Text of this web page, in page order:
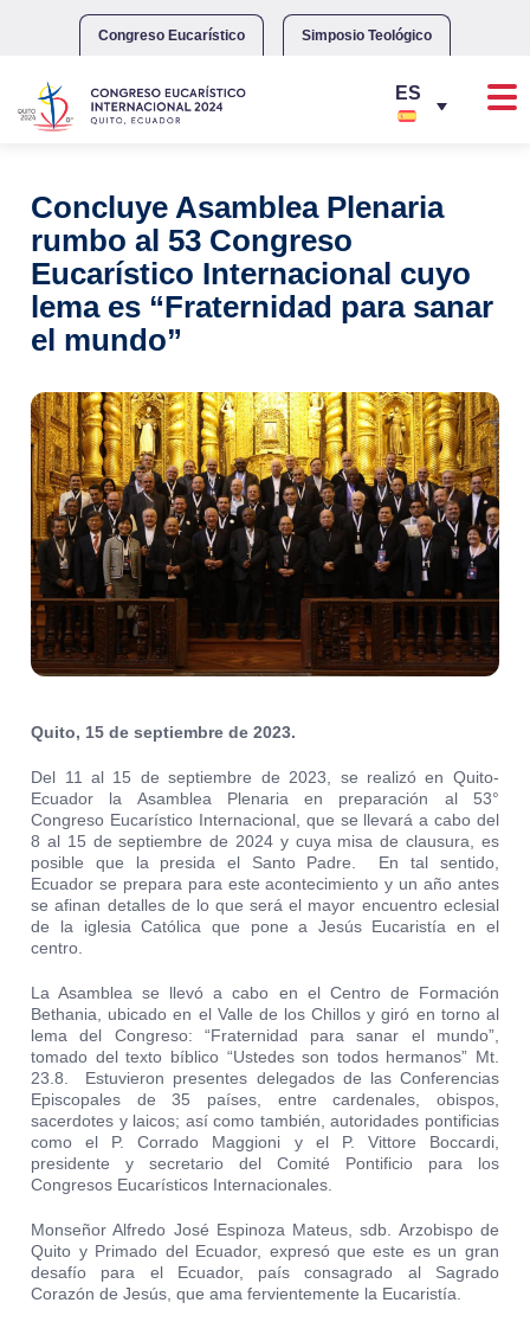
Congreso Eucarístico Simposio Teológico
Concluye Asamblea Plenaria
rumbo al 53 Congreso
Eucarístico Internacional cuyo
lema es “Fraternidad para sanar
el mundo”
Quito, 15 de septiembre de 2023.
Del 11 al 15 de septiembre de 2023, se realizó en Quito-
Ecuador la Asamblea Plenaria en preparación al 53°
Congreso Eucarístico Internacional, que se llevará a cabo del
8 al 15 de septiembre de 2024 y cuya misa de clausura, es
posible que la presida el Santo Padre. En tal sentido,
Ecuador se prepara para este acontecimiento y un año antes
se afinan detalles de lo que será el mayor encuentro eclesial
de la iglesia Católica que pone a Jesús Eucaristía en el
centro.
La Asamblea se llevó a cabo en el Centro de Formación
Bethania, ubicado en el Valle de los Chillos y giró en torno al
lema del Congreso: “Fraternidad para sanar el mundo”,
tomado del texto bíblico “Ustedes son todos hermanos” Mt.
23.8. Estuvieron presentes delegados de las Conferencias
Episcopales de 35 países, entre cardenales, obispos,
sacerdotes y laicos; así como también, autoridades pontificias
como el P. Corrado Maggioni y el P. Vittore Boccardi,
presidente y secretario del Comité Pontificio para los
Congresos Eucarísticos Internacionales.
Monseñor Alfredo José Espinoza Mateus, sdb. Arzobispo de
Quito y Primado del Ecuador, expresó que este es un gran
desafío para el Ecuador, país consagrado al Sagrado
Corazón de Jesús, que ama fervientemente la Eucaristía.